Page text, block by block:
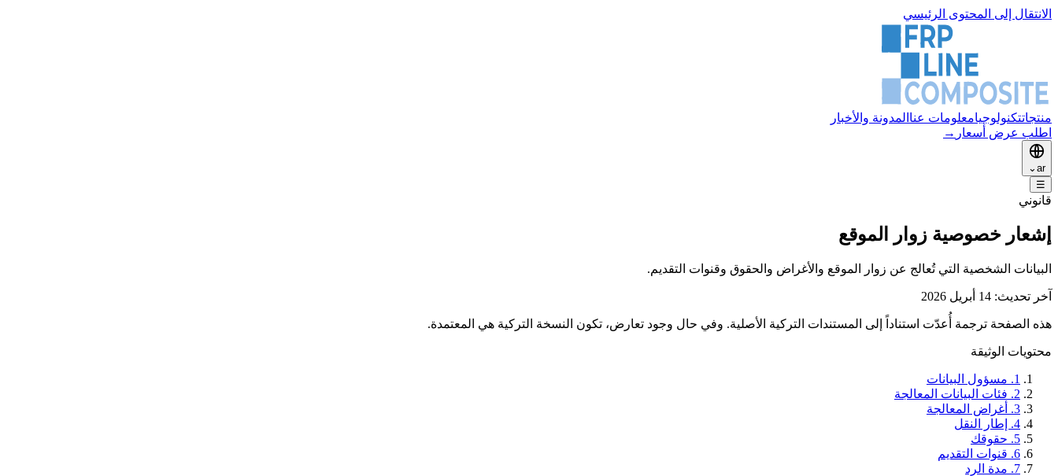
الانتقال إلى المحتوى الرئيسي
منتجاتتكنولوجيامعلومات عنا المدونة والأخبار
اطلب عرض أسعار →
ar
⌄
☰
قانوني
إشعار خصوصية زوار الموقع
البيانات الشخصية التي تُعالج عن زوار الموقع والأغراض والحقوق وقنوات التقديم.
آخر تحديث: 14 أبريل 2026
هذه الصفحة ترجمة أُعدّت استناداً إلى المستندات التركية الأصلية. وفي حال وجود تعارض، تكون النسخة التركية هي المعتمدة.
محتويات الوثيقة
1. مسؤول البيانات
2. فئات البيانات المعالجة
3. أغراض المعالجة
4. إطار النقل
5. حقوقك
6. قنوات التقديم
7. مدة الرد